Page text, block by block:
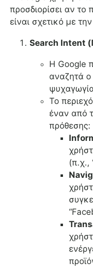
προσδιορίσει αν το
είναι σχετικό με
Search Intent
Η Google
αναζητά ο
Το
έναν από
πρόθεσης:
(π.χ.,